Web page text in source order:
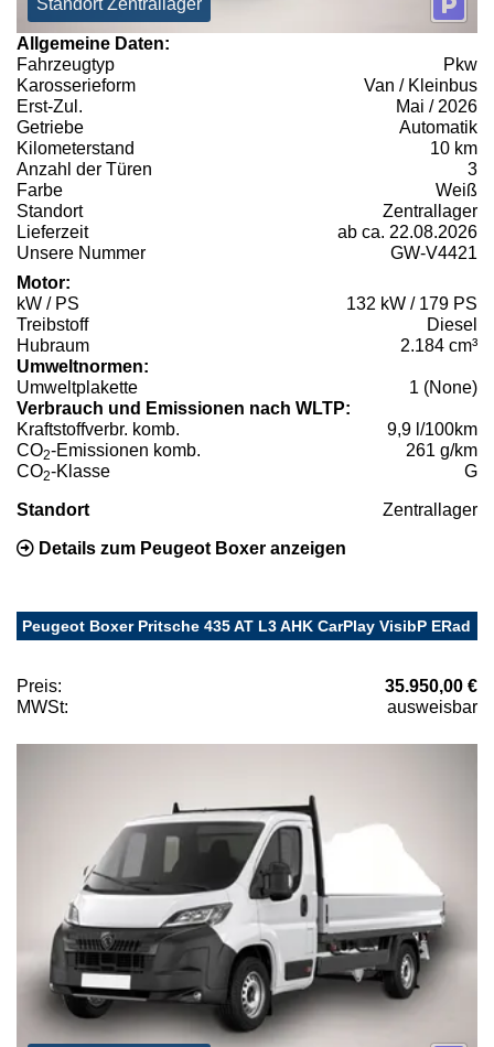
Standort Zentrallager
Allgemeine Daten:
Fahrzeugtyp
Pkw
Karosserieform
Van / Kleinbus
Erst-Zul.
Mai / 2026
Getriebe
Automatik
Kilometerstand
10 km
Anzahl der Türen
3
Farbe
Weiß
Standort
Zentrallager
Lieferzeit
ab ca. 22.08.2026
Unsere Nummer
GW-V4421
Motor:
kW / PS
132 kW / 179 PS
Treibstoff
Diesel
Hubraum
2.184 cm³
Umweltnormen:
Umweltplakette
1 (None)
Verbrauch und Emissionen nach WLTP:
Kraftstoffverbr. komb.
9,9 l/100km
CO2-Emissionen komb.
261 g/km
CO2-Klasse G
Standort Zentrallager
Details zum Peugeot Boxer anzeigen
Peugeot Boxer Pritsche 435 AT L3 AHK CarPlay VisibP ERad
Preis:
35.950,00 €
MWSt:
ausweisbar